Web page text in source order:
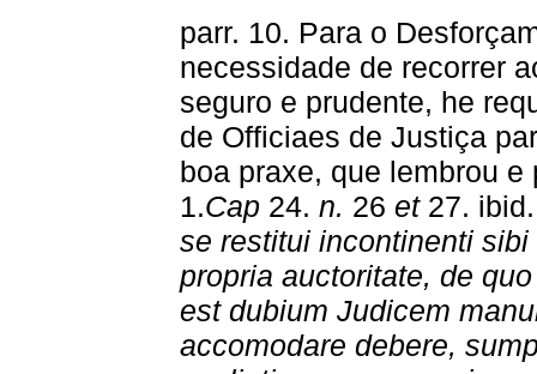
parr. 10. Para o
necessidade de recorrer
seguro e prudente, he
de Officiaes de Justiça
boa praxe, que lembrou
1.Cap 24. n. 26 et27.
se restitui incontinenti
propria auctoritate, de
est dubium Judicem
accomodare debere,